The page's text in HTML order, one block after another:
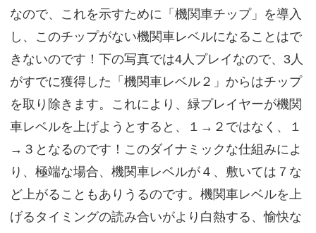
なので、これを示すために「機関車チップ」を導入
し、このチップがない機関車レベルになることはで
きないのです！下の写真では4人プレイなので、3人
がすでに獲得した「機関車レベル２」からはチップ
を取り除きます。これにより、緑プレイヤーが機関
車レベルを上げようとすると、１→２ではなく、１
→３となるのです！このダイナミックな仕組みによ
り、極端な場合、機関車レベルが４、敷いては７な
ど上がることもありうるのです。機関車レベルを上
げるタイミングの読み合いがより白熱する、愉快な